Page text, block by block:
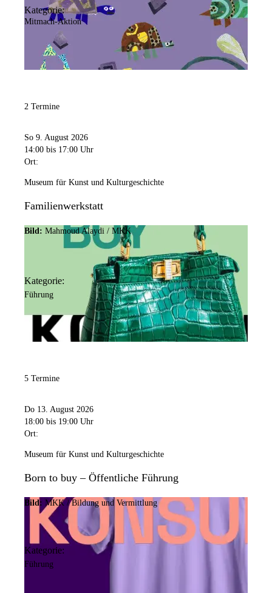
Kategorie:
Mitmach-Aktion
2 Termine
So 9. August 2026
14:00 bis 17:00 Uhr
Ort:
Museum für Kunst und Kulturgeschichte
Familienwerkstatt
Bild: Mahmoud Alaydi / MKK
Kategorie:
Führung
5 Termine
Do 13. August 2026
18:00 bis 19:00 Uhr
Ort:
Museum für Kunst und Kulturgeschichte
Born to buy – Öffentliche Führung
Bild: MKK / Bildung und Vermittlung
Kategorie:
Führung